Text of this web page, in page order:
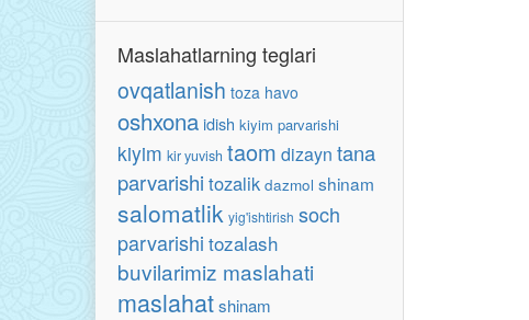
Maslahatlarning teglari
ovqatlanish toza havo
oshxonaidish kiyim parvarishi
kiyim kir yuvish taom dizayn tana
parvarishi tozalik dazmol shinam
salomatlik yig'ishtirish soch
parvarishi tozalash
buvilarimiz maslahati
maslahatshinam